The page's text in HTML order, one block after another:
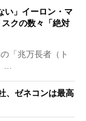
い」イーロン・マ
クの数々「絶対
「兆万長者（ト
…
、ゼネコンは最高